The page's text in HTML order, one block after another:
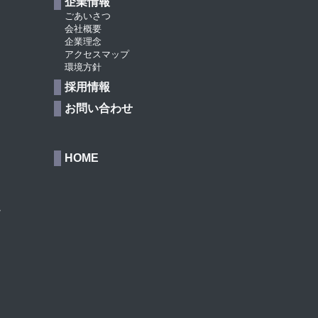
ごあいさつ
会社概要
企業理念
アクセスマップ
環境方針
採用情報
お問い合わせ
HOME